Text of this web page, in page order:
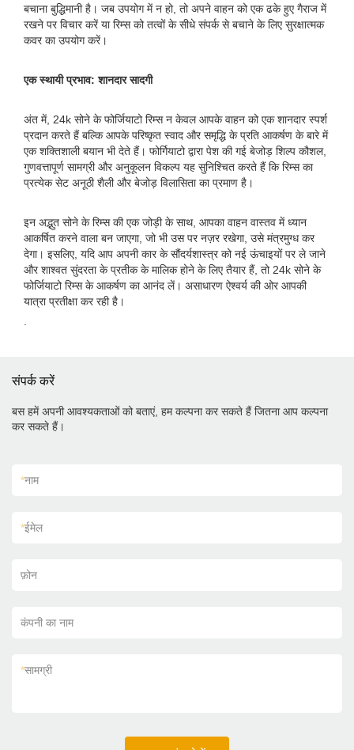
बचाना बुद्धिमानी है। जब उपयोग में न हो, तो अपने वाहन को एक ढके हुए गैराज में
रखने पर विचार करें या रिम्स को तत्वों के सीधे संपर्क से बचाने के लिए सुरक्षात्मक
कवर का उपयोग करें।
एक स्थायी प्रभाव: शानदार सादगी
अंत में, 24k सोने के फोर्जियाटो रिम्स न केवल आपके वाहन को एक शानदार स्पर्श
प्रदान करते हैं बल्कि आपके परिष्कृत स्वाद और समृद्धि के प्रति आकर्षण के बारे में
एक शक्तिशाली बयान भी देते हैं। फोर्गियाटो द्वारा पेश की गई बेजोड़ शिल्प कौशल,
गुणवत्तापूर्ण सामग्री और अनुकूलन विकल्प यह सुनिश्चित करते हैं कि रिम्स का
प्रत्येक सेट अनूठी शैली और बेजोड़ विलासिता का प्रमाण है।
इन अद्भुत सोने के रिम्स की एक जोड़ी के साथ, आपका वाहन वास्तव में ध्यान
आकर्षित करने वाला बन जाएगा, जो भी उस पर नज़र रखेगा, उसे मंत्रमुग्ध कर
देगा। इसलिए, यदि आप अपनी कार के सौंदर्यशास्त्र को नई ऊंचाइयों पर ले जाने
और शाश्वत सुंदरता के प्रतीक के मालिक होने के लिए तैयार हैं, तो 24k सोने के
फोर्जियाटो रिम्स के आकर्षण का आनंद लें। असाधारण ऐश्वर्य की ओर आपकी
यात्रा प्रतीक्षा कर रही है।
संपर्क करें
बस हमें अपनी आवश्यकताओं को बताएं, हम कल्पना कर सकते हैं जितना आप कल्पना
कर सकते हैं।
*नाम
*ईमेल
फ़ोन
कंपनी का नाम
*सामग्री